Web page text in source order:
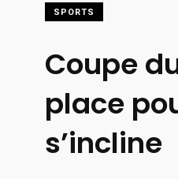
SPORTS
Coupe
place
s’incline